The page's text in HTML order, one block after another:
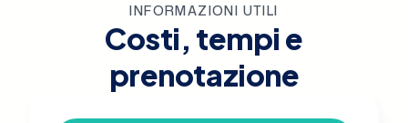
INFORMAZIONI UTILI
Costi, tempi e
prenotazione